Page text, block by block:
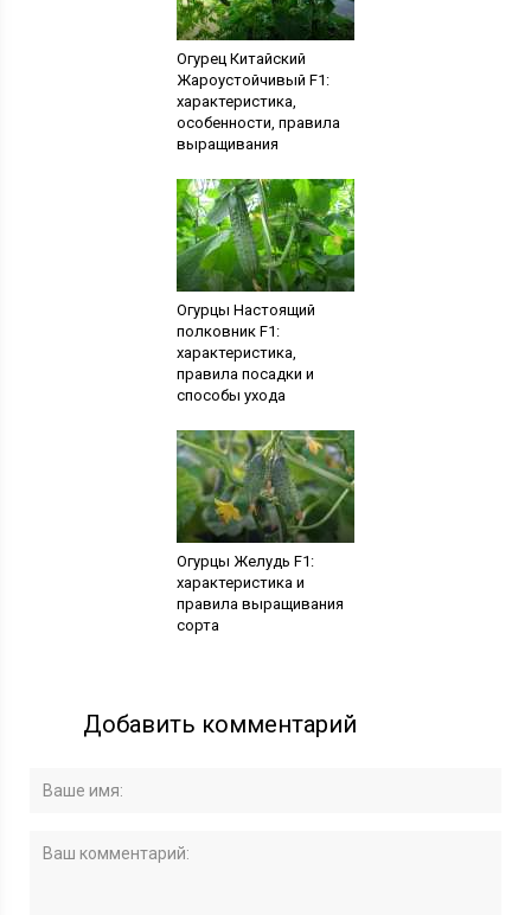
Огурец Китайский
Жароустойчивый F1:
характеристика,
особенности, правила
выращивания
Огурцы Настоящий
полковник F1:
характеристика,
правила посадки и
способы ухода
Огурцы Желудь F1:
характеристика и
правила выращивания
сорта
Добавить комментарий